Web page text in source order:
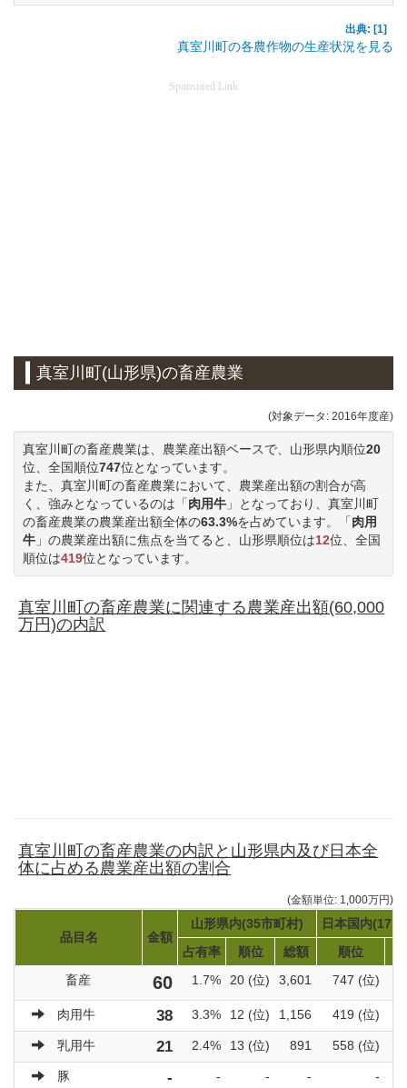
出典: [1]
真室川町の各農作物の生産状況を見る
Sponsored Link
真室川町(山形県)の畜産農業
(対象データ: 2016年度産)
真室川町の畜産農業は、農業産出額ベースで、山形県内順位20
位、全国順位747位となっています。
また、真室川町の畜産農業において、農業産出額の割合が高
く、強みとなっているのは「肉用牛 」となっており、真室川町
の畜産農業の農業産出額全体の63.3%を占めています。「肉用
牛 」の農業産出額に焦点を当てると、山形県順位は12位、全国
順位は419位となっています。
真室川町の畜産農業に関連する農業産出額(60,000
万円)の内訳
真室川町の畜産農業の内訳と山形県内及び日本全
体に占める農業産出額の割合
(金額単位: 1,000万円)
品目名 金額
山形県内(35市町村)
日本国内
占有率
順位 総額 順位
畜産
60 1.7% 20 (位) 3,601 747 (位)
肉用牛 38 3.3% 12 (位) 1,156 419 (位)
乳用牛 21 2.4% 13 (位) 891 558 (位)
豚 - - - - -